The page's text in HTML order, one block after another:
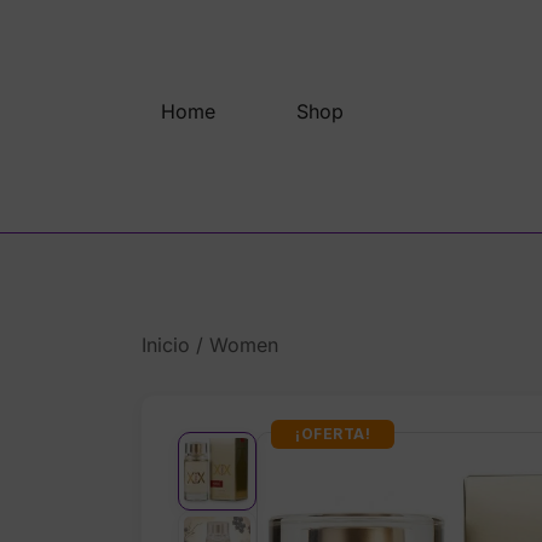
Home
Shop
Inicio / Women
¡OFERTA!